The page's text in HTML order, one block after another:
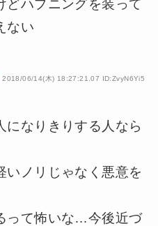
どハプニングを装って
ない
2018/06/14(木) 18:27:21.07 ID:ZvyN6Yi5
になりきりする人なら
いノリじゃなく悪意を
って怖いな…今後近づ